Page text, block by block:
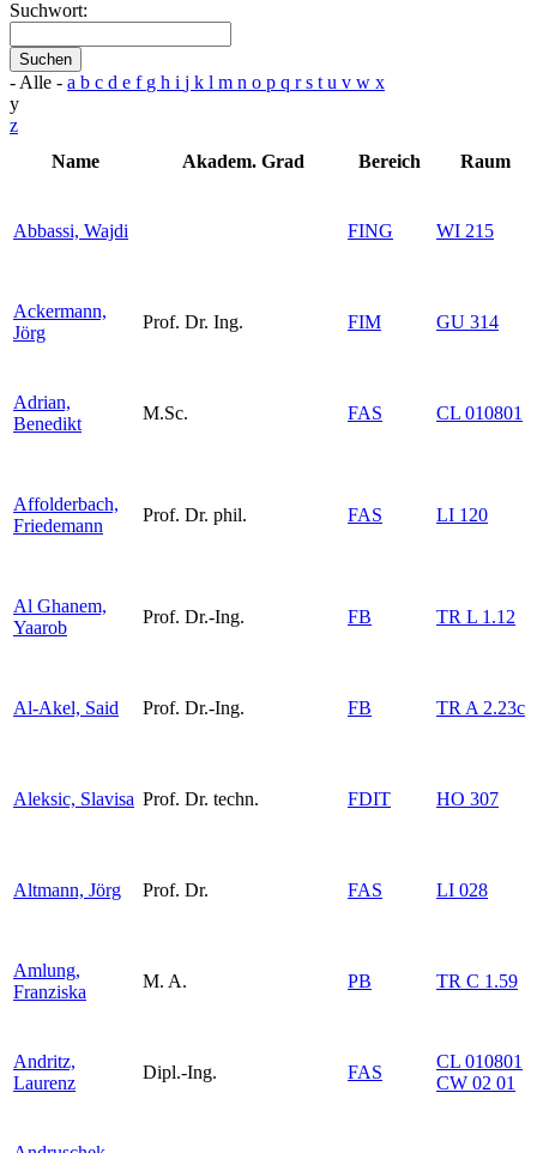
Suchwort:
Suchen
- Alle - a b c d e f g h i j k l m n o p q rs t u v w x
y
z
Name
Akadem. Grad Bereich Raum
Abbassi, Wajdi FING WI 215
Ackermann,
Jörg
Prof. Dr. Ing. FIM GU 314
Adrian,
Benedikt
M.Sc. FAS CL 010801
Affolderbach,
Friedemann
Prof. Dr. phil. FAS LI 120
Al Ghanem,
Yaarob
Prof. Dr.-Ing. FB TR L 1.12
Al-Akel, Said Prof. Dr.-Ing. FB TR A 2.23c
Aleksic, Slavisa Prof. Dr. techn. FDIT HO 307
Altmann, Jörg Prof. Dr. FAS LI 028
Amlung,
Franziska
M. A. PB TR C 1.59
Andritz,
Laurenz
Dipl.-Ing. FAS
CL 010801
CW 02 01